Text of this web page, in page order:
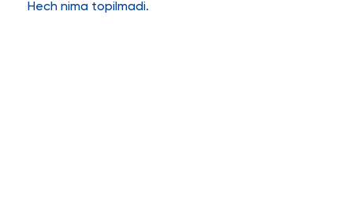
Hech nima topilmadi.